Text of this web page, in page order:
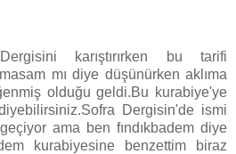
karıştırırken bu tarifi
mı diye düşünürken aklıma
olduğu geldi.Bu kurabiye'ye
Dergisin'de ismi
ama ben fındıkbadem diye
kurabiyesine benzettim biraz